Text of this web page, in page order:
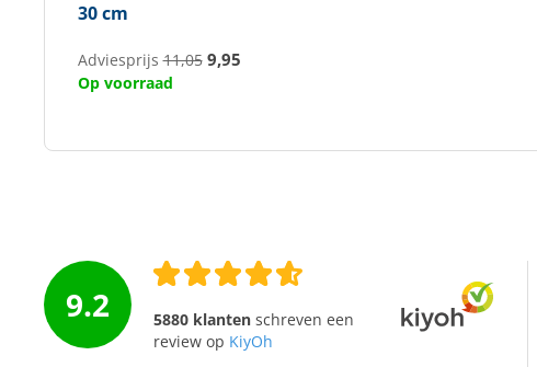
30 cm
Adviesprijs11,05 9,95
Op voorraad
9.2 5880 klantenschreven een
review op KiyOh